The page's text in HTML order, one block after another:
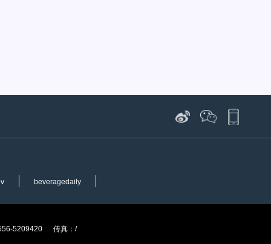
beveragedaily
5209420 传真：/